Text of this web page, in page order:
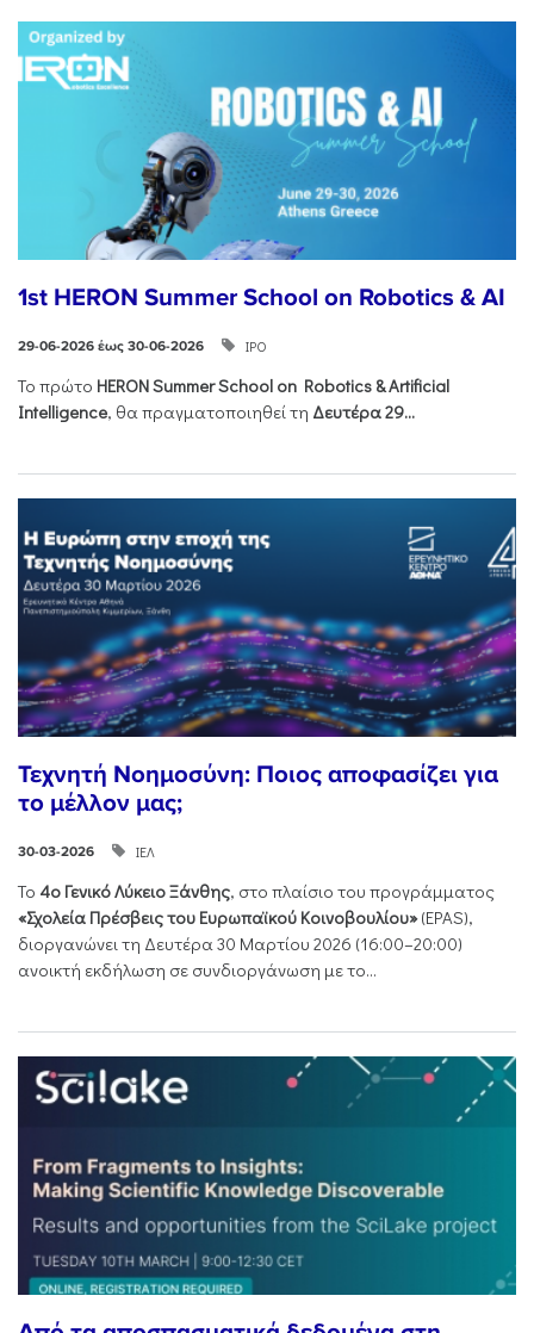
1st HERON Summer School on Robotics & AI
29-06-2026 έως 30-06-2026 ΙΡΟ
Το πρώτο HERONSummerSchool on Robotics &Artificial
Intelligence, θα πραγματοποιηθεί τη Δευτέρα 29...
Τεχνητή Νοημοσύνη: Ποιος αποφασίζει για
το μέλλον μας;
30-03-2026 ΙΕΛ
Το 4ο Γενικό Λύκειο Ξάνθης, στο πλαίσιο του προγράμματος
«Σχολεία Πρέσβεις του Ευρωπαϊκού Κοινοβουλίου»(EPAS),
διοργανώνει τη Δευτέρα 30 Μαρτίου 2026 (16:00–20:00)
ανοικτή εκδήλωση σε συνδιοργάνωση με το...